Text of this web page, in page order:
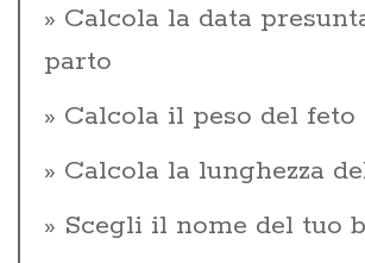
Calcola la data
parto
Calcola il peso del feto
Calcola la lunghezza
Scegli il nome del tuo